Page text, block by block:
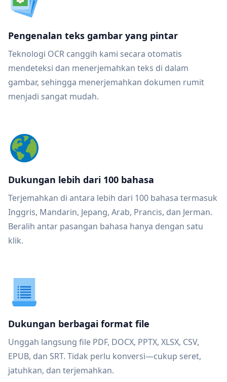
Pengenalan teks gambar yang pintar
Teknologi OCR canggih kami secara otomatis
mendeteksi dan menerjemahkan teks di dalam
gambar, sehingga menerjemahkan dokumen rumit
menjadi sangat mudah.
Dukungan lebih dari 100 bahasa
Terjemahkan di antara lebih dari 100 bahasa termasuk
Inggris, Mandarin, Jepang, Arab, Prancis, dan Jerman.
Beralih antar pasangan bahasa hanya dengan satu
klik.
Dukungan berbagai format file
Unggah langsung file PDF, DOCX, PPTX, XLSX, CSV,
EPUB, dan SRT. Tidak perlu konversi—cukup seret,
jatuhkan, dan terjemahkan.